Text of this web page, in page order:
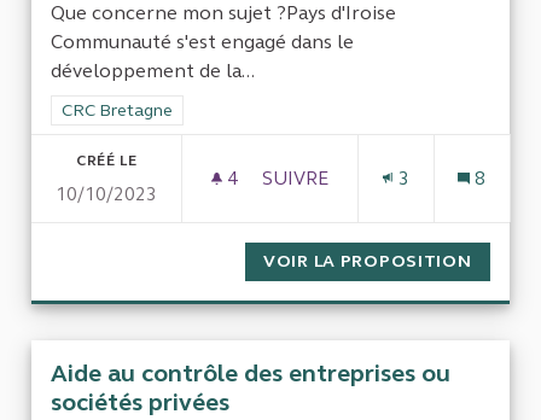
Que concerne mon sujet ?Pays d'Iroise
Communauté s'est engagé dans le
développement de la...
Filtrer les résultats de la catégorie : CRC Bretagne
CRC Bretagne
CRÉÉ LE
10/10/2023
4 4 ABONNÉS
SUIVRE
3 8
VOIR LA PROPOSITION
Aide au contrôle des entreprises ou
sociétés privées